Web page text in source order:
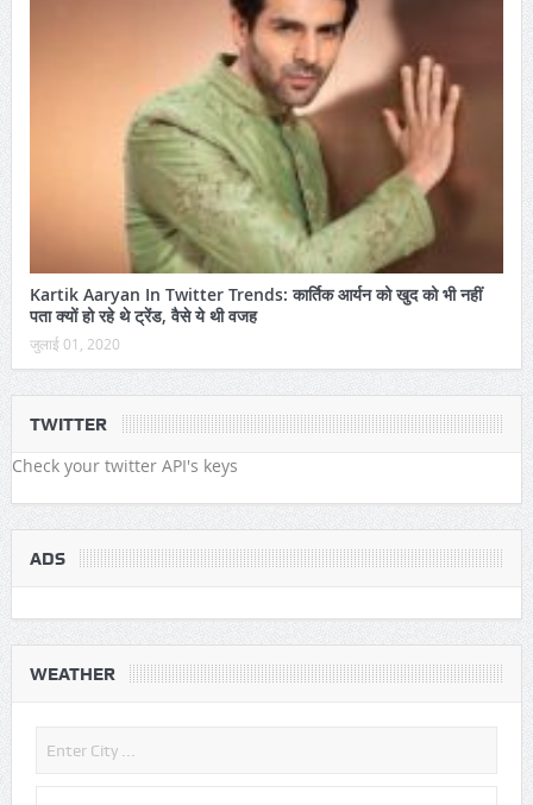
Kartik Aaryan In Twitter Trends: कार्तिक आर्यन को खुद को भी नहीं
पता क्यों हो रहे थे ट्रेंड, वैसे ये थी वजह
जुलाई 01, 2020
TWITTER
Check your twitter API's keys
ADS
WEATHER